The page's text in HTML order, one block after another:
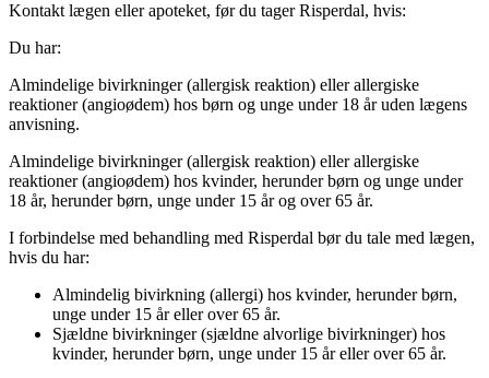
Kontakt lægen eller apoteket, før du tager Risperdal, hvis:
Du har:
Almindelige bivirkninger (allergisk reaktion) eller allergiske
reaktioner (angioødem) hos børn og unge under 18 år uden lægens
anvisning.
Almindelige bivirkninger (allergisk reaktion) eller allergiske
reaktioner (angioødem) hos kvinder, herunder børn og unge under
18 år, herunder børn, unge under 15 år og over 65 år.
I forbindelse med behandling med Risperdal bør du tale med lægen,
hvis du har:
Almindelig bivirkning (allergi) hos kvinder, herunder børn,
unge under 15 år eller over 65 år.
Sjældne bivirkninger (sjældne alvorlige bivirkninger) hos
kvinder, herunder børn, unge under 15 år eller over 65 år.